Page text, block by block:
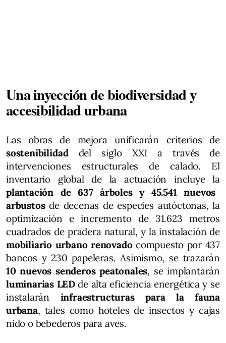
Una inyección de biodiversidad y
accesibilidad urbana
Las obras de mejora unificarán criterios de
sostenibilidad del siglo XXI a través de
intervenciones estructurales de calado. El
inventario global de la actuación incluye la
plantación de 637 árboles y 45.541 nuevos
arbustosde decenas de especies autóctonas, la
optimización e incremento de 31.623 metros
cuadrados de pradera natural, y la instalación de
mobiliario urbano renovadocompuesto por 437
bancos y 230 papeleras. Asimismo, se trazarán
10 nuevos senderos peatonales, se implantarán
luminarias LEDde alta eficiencia energética y se
instalarán infraestructuras para la fauna
urbana, tales como hoteles de insectos y cajas
nido o bebederos para aves.